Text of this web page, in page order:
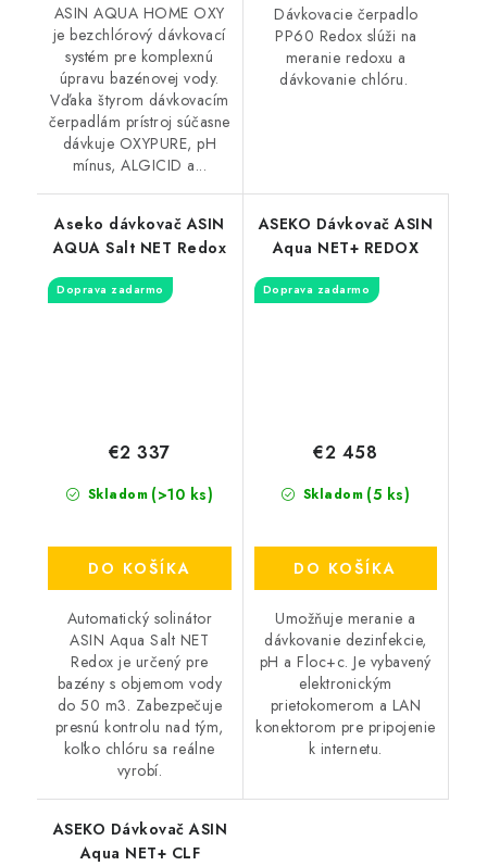
ASIN AQUA HOME OXY
je bezchlórový dávkovací
systém pre komplexnú
úpravu bazénovej vody.
Vďaka štyrom dávkovacím
čerpadlám prístroj súčasne
dávkuje OXYPURE, pH
mínus, ALGICID a...
Dávkovacie čerpadlo
PP60 Redox slúži na
meranie redoxu a
dávkovanie chlóru.
Aseko dávkovač ASIN
AQUA Salt NET Redox
Doprava zadarmo
Skladom (>10 ks)
€2 337
DO KOŠÍKA
Automatický solinátor
ASIN Aqua Salt NET
Redox je určený pre
bazény s objemom vody
do 50 m3. Zabezpečuje
presnú kontrolu nad tým,
koľko chlóru sa reálne
vyrobí.
ASEKO Dávkovač ASIN
Aqua NET+ REDOX
Doprava zadarmo
Skladom (5 ks)
€2 458
DO KOŠÍKA
Umožňuje meranie a
dávkovanie dezinfekcie,
pH a Floc+c. Je vybavený
elektronickým
prietokomerom a LAN
konektorom pre pripojenie
k internetu.
ASEKO Dávkovač ASIN
Aqua NET+ CLF